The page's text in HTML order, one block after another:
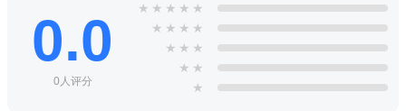
0.0
0人评分
★ ★ ★ ★ ★
★ ★ ★ ★
★ ★ ★
★ ★
★